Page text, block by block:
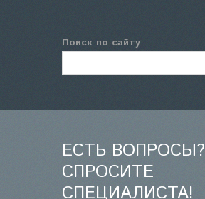
Поиск по сайту
ЕСТЬ ВОПРОСЫ?
СПРОСИТЕ
СПЕЦИАЛИСТА!